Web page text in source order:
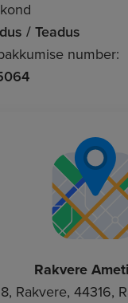
/ Teadus
number:
Rakvere
Rakvere, 44316,